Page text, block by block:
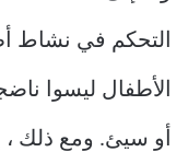
الأطفال ليسوا
أو سيئ. ومع ذلك ،